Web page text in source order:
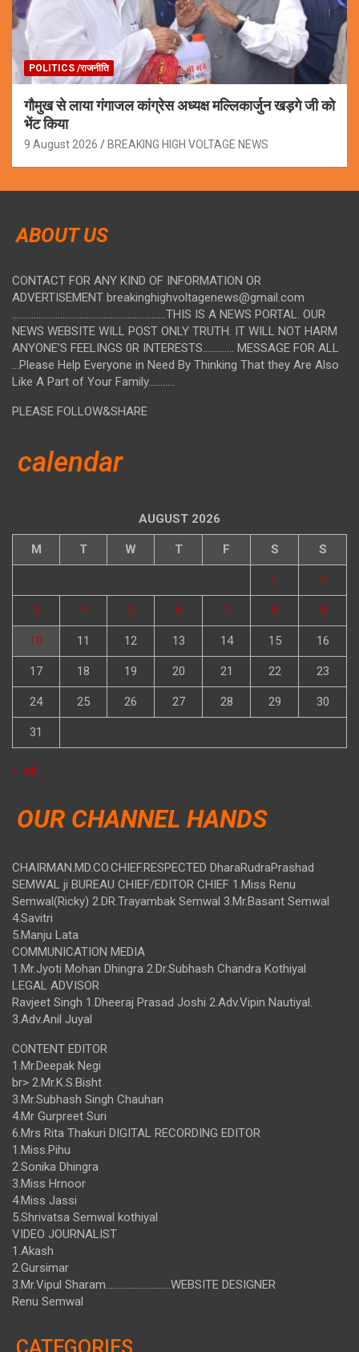
POLITICS /राजनीति
गौमुख से लाया गंगाजल कांग्रेस अध्यक्ष मल्लिकार्जुन खड़गे जी को
भेंट किया
9 August 2026 BREAKING HIGH VOLTAGE NEWS
ABOUT US
CONTACT FOR ANY KIND OF INFORMATION OR
ADVERTISEMENT breakinghighvoltagenews@gmail.com
................................................................THIS IS A NEWS PORTAL. OUR
NEWS WEBSITE WILL POST ONLY TRUTH. IT WILL NOT HARM
ANYONE'S FEELINGS 0R INTERESTS............. MESSAGE FOR ALL
...Please Help Everyone in Need By Thinking That they Are Also
Like A Part of Your Family...........
PLEASE FOLLOW&SHARE
calendar
AUGUST 2026
M T W T F S S
1 2
3 4 5 6 7 8 9
10 11 12 13 14 15 16
17 18 19 20 21 22 23
24 25 26 27 28 29 30
31
« Jul
OUR CHANNEL HANDS
CHAIRMAN.MD.CO.CHIEF.RESPECTED DharaRudraPrashad
SEMWAL ji BUREAU CHIEF/EDITOR CHIEF 1.Miss Renu
Semwal(Ricky) 2.DR.Trayambak Semwal 3.Mr.Basant Semwal
4.Savitri
5.Manju Lata
COMMUNICATION MEDIA
1.Mr.Jyoti Mohan Dhingra 2.Dr.Subhash Chandra Kothiyal
LEGAL ADVISOR
Ravjeet Singh 1.Dheeraj Prasad Joshi 2.Adv.Vipin Nautiyal.
3.Adv.Anil Juyal
CONTENT EDITOR
1.Mr.Deepak Negi
br> 2.Mr.K.S.Bisht
3.Mr.Subhash Singh Chauhan
4.Mr Gurpreet Suri
6.Mrs Rita Thakuri DIGITAL RECORDING EDITOR
1.Miss.Pihu
2.Sonika Dhingra
3.Miss Hrnoor
4.Miss Jassi
5.Shrivatsa Semwal kothiyal
VIDEO JOURNALIST
1.Akash
2.Gursimar
3.Mr.Vipul Sharam...........................WEBSITE DESIGNER
Renu Semwal